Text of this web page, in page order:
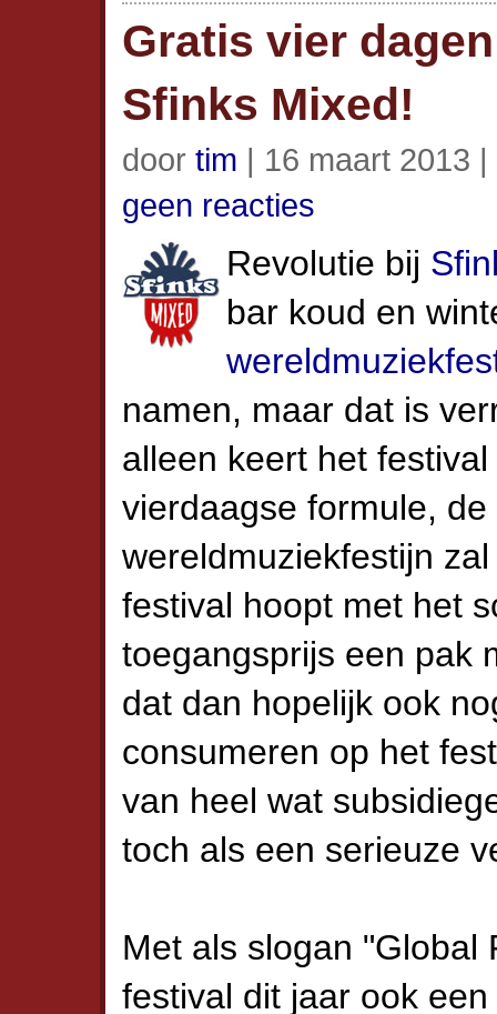
Gratis vier
Sfinks Mixed!
door tim | 16 maart 2013 |
geen reacties
Revolutie bij
bar koud en
namen, maar dat is
alleen keert het
vierdaagse formule,
wereldmuziekfestijn
festival hoopt met het
toegangsprijs een pak
dat dan hopelijk ook
consumeren op het
van heel wat
toch als een serieuze
Met als slogan "Global
festival dit jaar ook